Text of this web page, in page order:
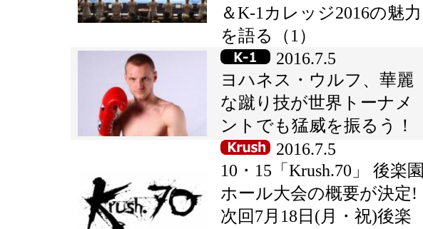
＆K-1カレッジ2016の魅力
を語る（1）
2016.7.5
ヨハネス・ウルフ、華麗
な蹴り技が世界トーナメ
ントでも猛威を振るう！
2016.7.5
10・15「Krush.70」 後楽
ホール大会の概要が決定!
次回7月18日(月・祝)後楽